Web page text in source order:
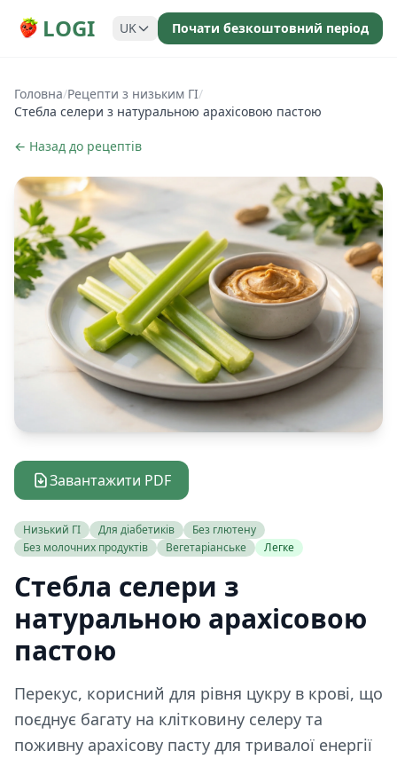
LOGI UK Почати безкоштовний період
Головна/Рецепти з низьким ГІ/
Стебла селери з натуральною арахісовою пастою
← Назад до рецептів
Завантажити PDF
Низький ГІ Для діабетиків
Без глютену
Без молочних продуктів
Вегетаріанське Легке
Стебла селери з
натуральною арахісовою
пастою
Перекус, корисний для рівня цукру в крові, що
поєднує багату на клітковину селеру та
поживну арахісову пасту для тривалої енергії